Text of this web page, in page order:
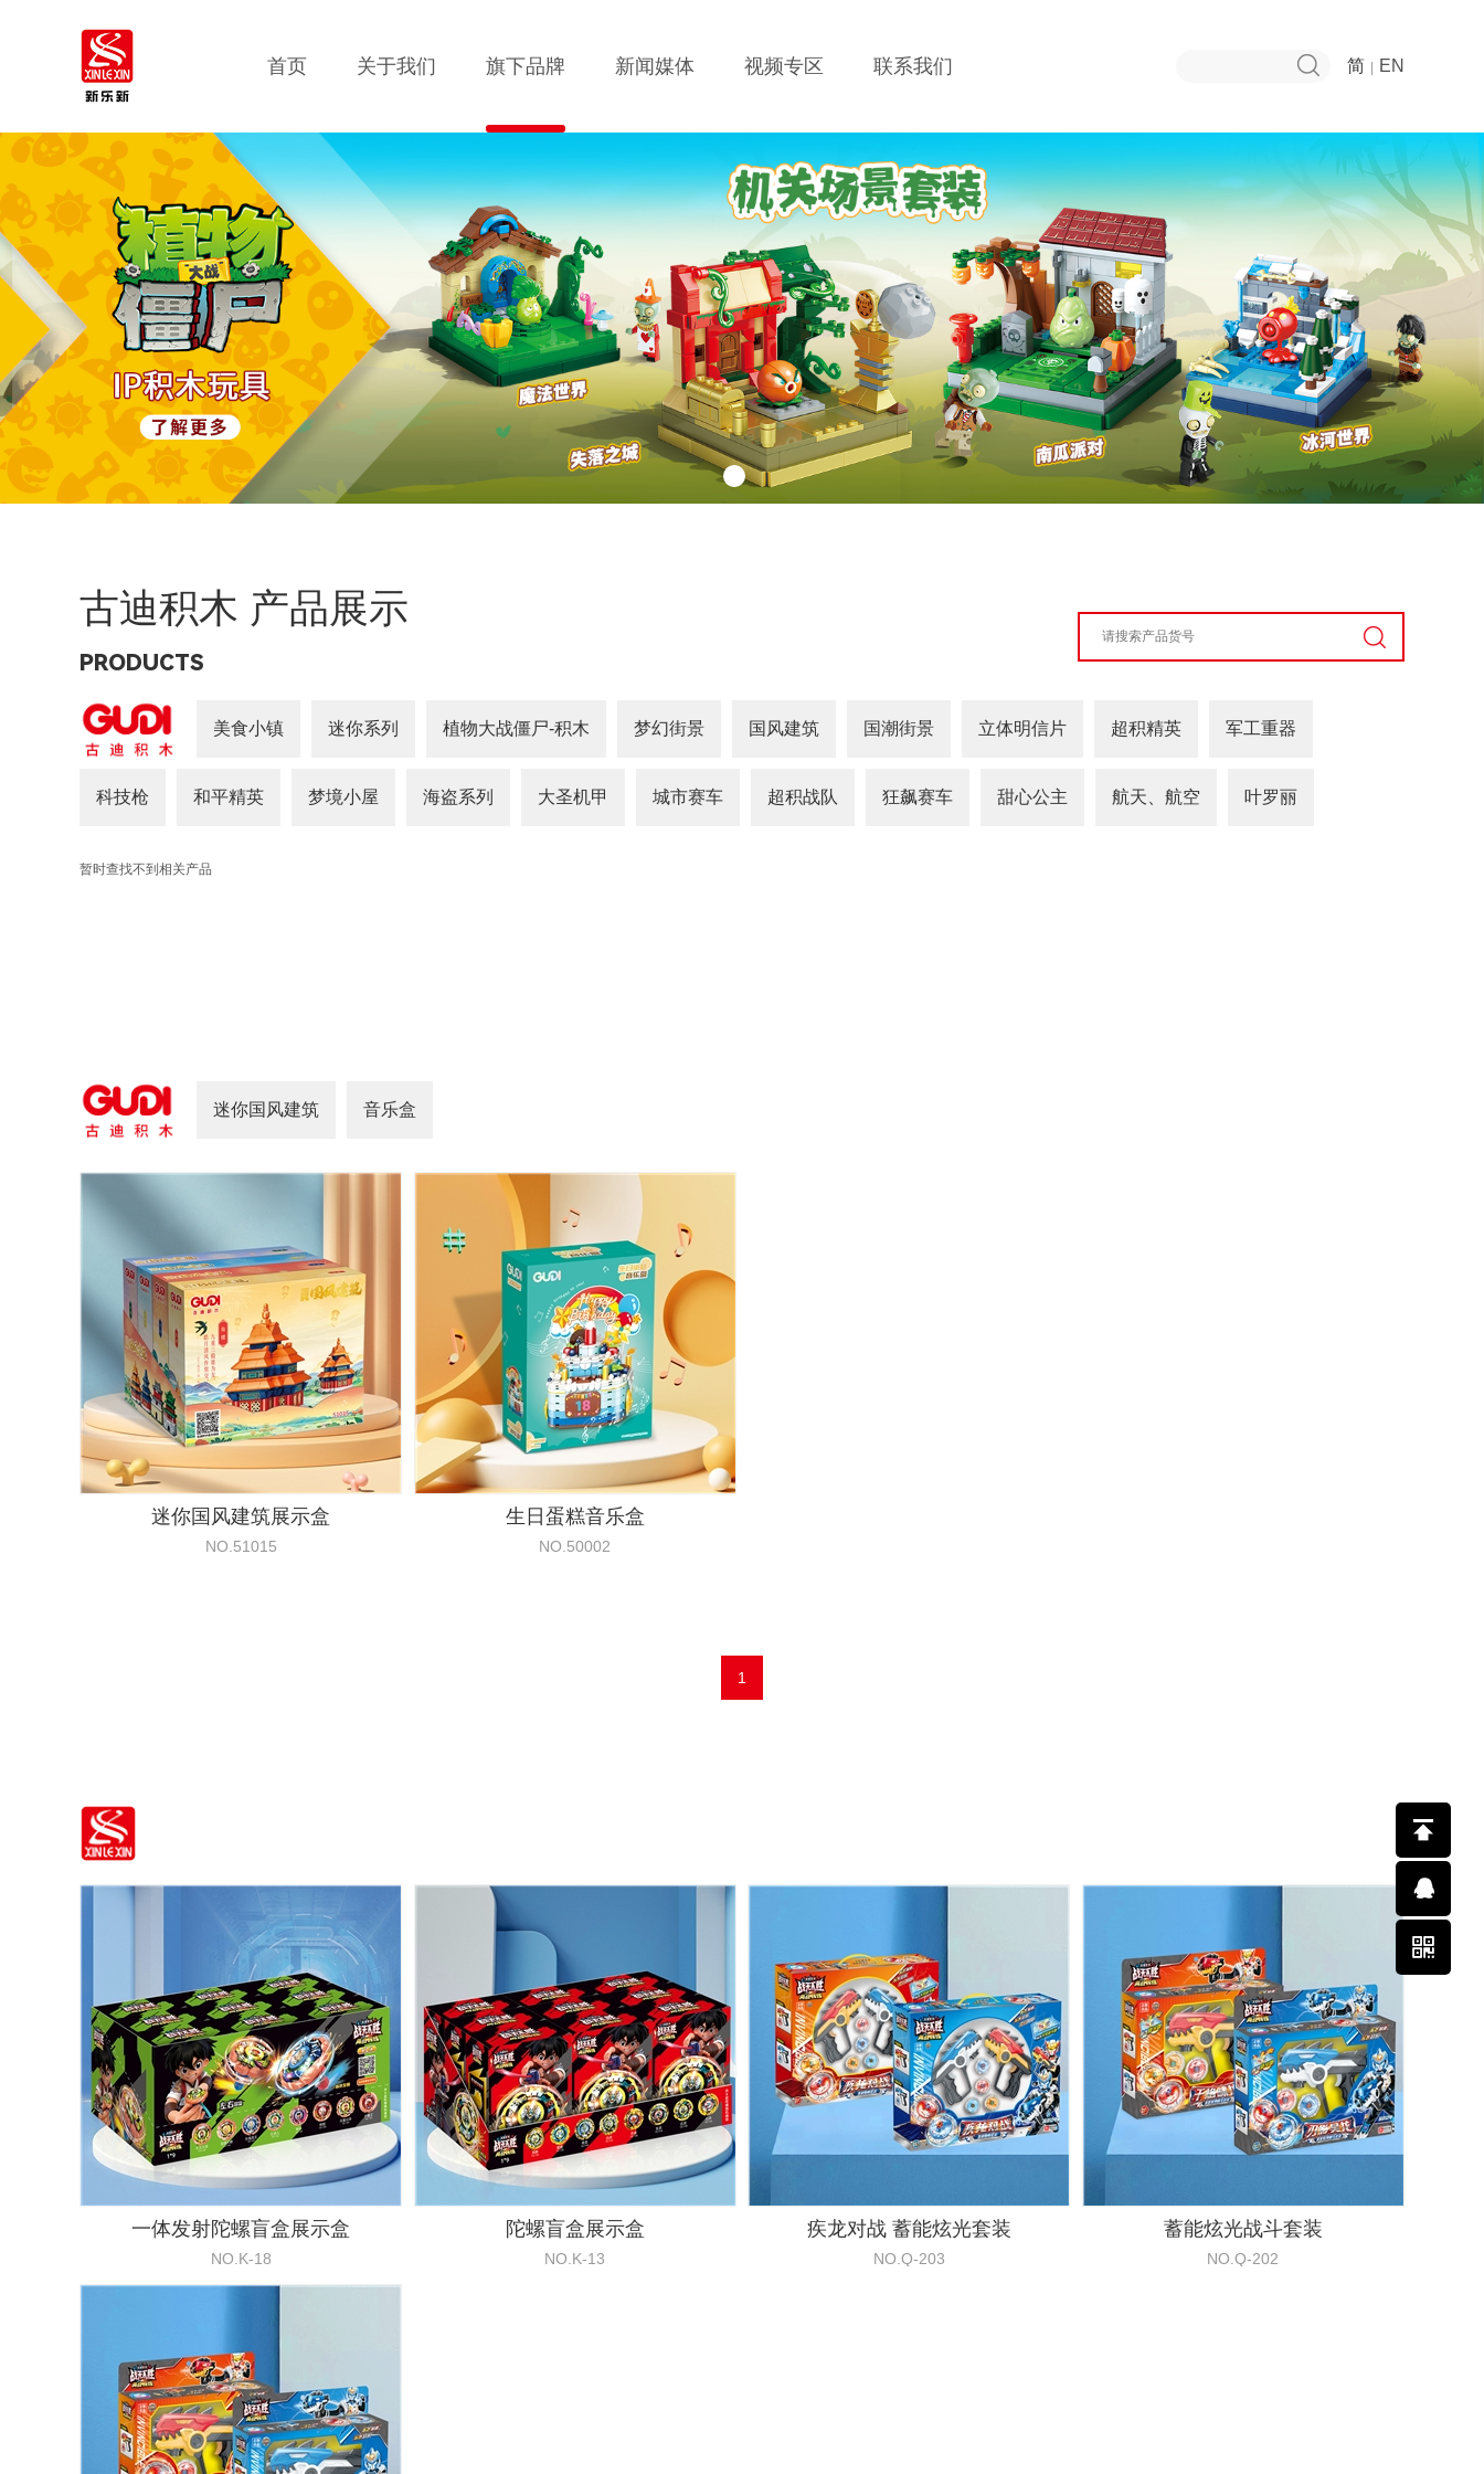
首页 关于我们 旗下品牌 新闻媒体 视频专区 联系我们 简 EN
古迪积木 产品展示
PRODUCTS
美食小镇 迷你系列 植物大战僵尸-积木 梦幻街景 国风建筑 国潮街景 立体明信片 超积精英 军工重器
科技枪 和平精英 梦境小屋 海盗系列 大圣机甲 城市赛车 超积战队 狂飙赛车 甜心公主 航天、航空 叶罗丽
暂时查找不到相关产品
迷你国风建筑 音乐盒
迷你国风建筑展示盒
NO.51015
生日蛋糕音乐盒
NO.50002
1
一体发射陀螺盲盒展示盒
NO.K-18
陀螺盲盒展示盒
NO.K-13
疾龙对战 蓄能炫光套装
NO.Q-203
蓄能炫光战斗套装
NO.Q-202